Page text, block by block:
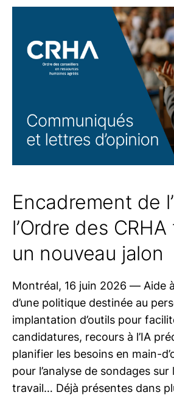
Encadrement de
l’Ordre des
un nouveau jalon
Montréal, 16 juin 2026 — Aide
d’une politique destinée au
implantation d’outils pour
candidatures, recours à l’IA
planifier les besoins en main-
pour l’analyse de sondages
travail… Déjà présentes dans